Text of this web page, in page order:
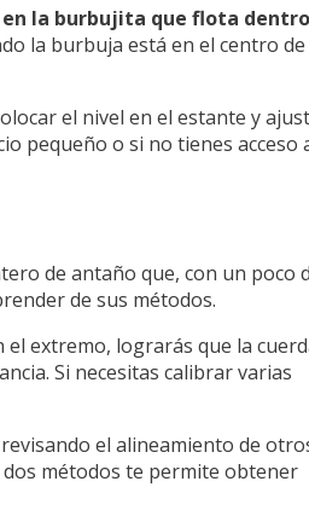
en la burbujita que flota dentro
la burbuja está en el centro de
el nivel en el estante y
pequeño o si no tienes acceso
de antaño que, con un poco
de sus métodos.
extremo, lograrás que la
Si necesitas calibrar varias
el alineamiento de
dos métodos te permite obtener